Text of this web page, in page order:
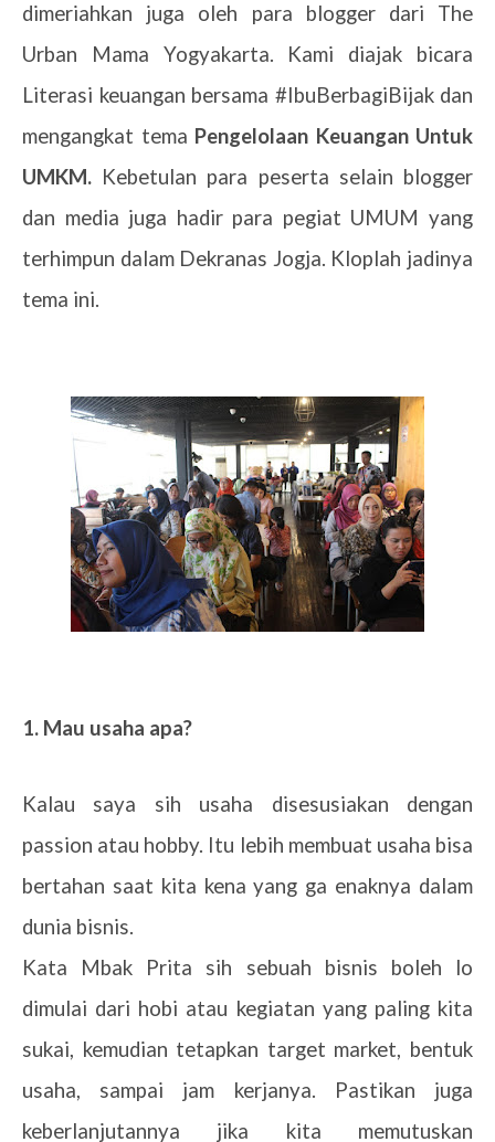
dimeriahkan juga oleh para blogger dari The
Urban Mama Yogyakarta. Kami diajak bicara
Literasi keuangan bersama #IbuBerbagiBijak dan
mengangkat tema Pengelolaan Keuangan Untuk
UMKM. Kebetulan para peserta selain blogger
dan media juga hadir para pegiat UMUM yang
terhimpun dalam Dekranas Jogja. Kloplah jadinya
tema ini.
1. Mau usaha apa?
Kalau saya sih usaha disesusiakan dengan
passion atau hobby. Itu lebih membuat usaha bisa
bertahan saat kita kena yang ga enaknya dalam
dunia bisnis.
Kata Mbak Prita sih sebuah bisnis boleh lo
dimulai dari hobi atau kegiatan yang paling kita
sukai, kemudian tetapkan target market, bentuk
usaha, sampai jam kerjanya. Pastikan juga
keberlanjutannya jika kita memutuskan